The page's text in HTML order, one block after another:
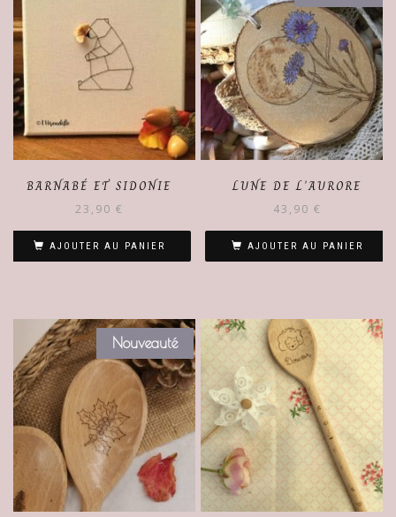
BARNABÉ ET SIDONIE
23,90 €
AJOUTER AU PANIER
LUNE DE L’AURORE
43,90 €
AJOUTER AU PANIER
Nouveauté